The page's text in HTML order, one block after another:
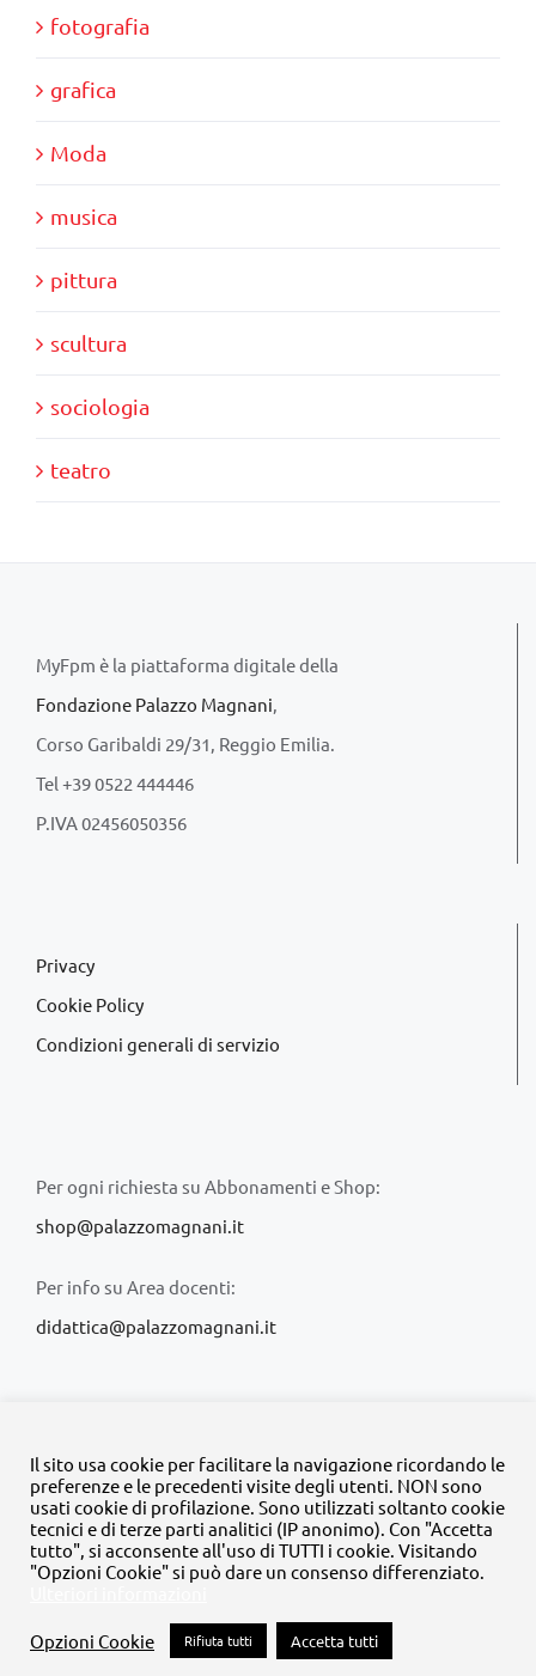
fotografia
grafica
Moda
musica
pittura
scultura
sociologia
teatro
MyFpm è la piattaforma digitale della
Fondazione Palazzo Magnani,
Corso Garibaldi 29/31, Reggio Emilia.
Tel +39 0522 444446
P.IVA 02456050356
Privacy
Cookie Policy
Condizioni generali di servizio
Per ogni richiesta su Abbonamenti e Shop:
shop@palazzomagnani.it
Per info su Area docenti:
didattica@palazzomagnani.it
© Copyright 2020 -2026 | Tutti i diritti riservati | MyFpm è un
progetto dellaFondazione Palazzo Magnani
FacebookInstagram
TwitterLinkedInYouTube
Il sito usa cookie per facilitare la navigazione ricordando le
preferenze e le precedenti visite degli utenti. NON sono
usati cookie di profilazione. Sono utilizzati soltanto cookie
tecnici e di terze parti analitici (IP anonimo). Con "Accetta
tutto", si acconsente all'uso di TUTTI i cookie. Visitando
"Opzioni Cookie" si può dare un consenso differenziato.
Opzioni Cookie Rifiuta tutti Accetta tutti